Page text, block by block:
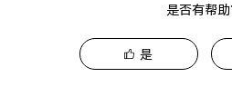
是否有帮助
是